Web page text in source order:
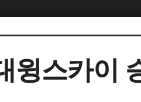
윙스카이
스케치북5
스케치북5